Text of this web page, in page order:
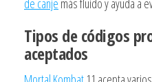
de canje más fluido y ayuda a
Tipos de códigos
aceptados